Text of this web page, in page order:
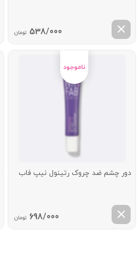
538/000 تومان
دور چشم ضد چروک رتینول نیپ فاب
698/000 تومان